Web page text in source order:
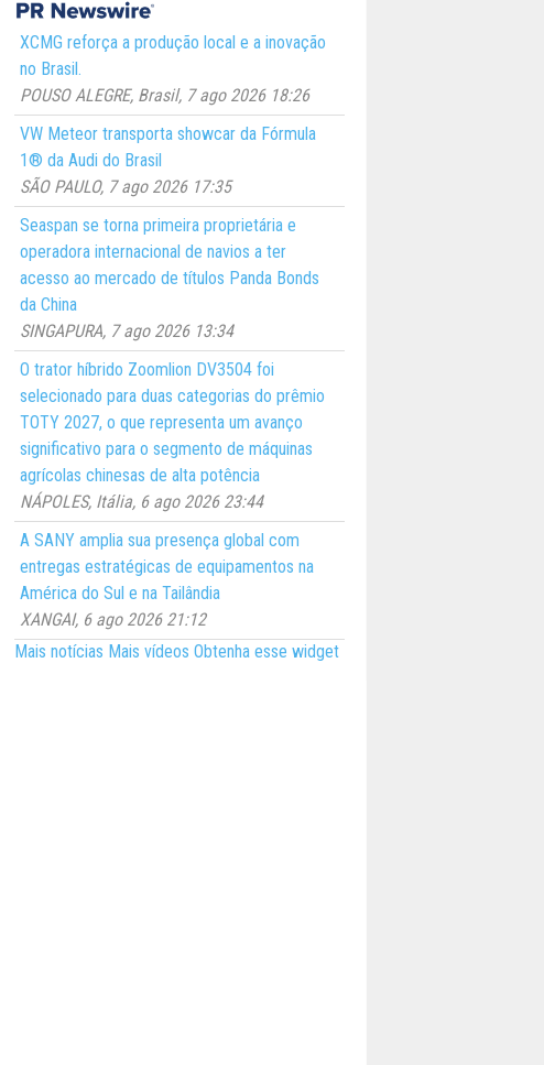
XCMG reforça a produção local e a inovação
no Brasil.
POUSO ALEGRE, Brasil, 7 ago 2026 18:26
VW Meteor transporta showcar da Fórmula
1® da Audi do Brasil
SÃO PAULO, 7 ago 2026 17:35
Seaspan se torna primeira proprietária e
operadora internacional de navios a ter
acesso ao mercado de títulos Panda Bonds
da China
SINGAPURA, 7 ago 2026 13:34
O trator híbrido Zoomlion DV3504 foi
selecionado para duas categorias do prêmio
TOTY 2027, o que representa um avanço
significativo para o segmento de máquinas
agrícolas chinesas de alta potência
NÁPOLES, Itália, 6 ago 2026 23:44
A SANY amplia sua presença global com
entregas estratégicas de equipamentos na
América do Sul e na Tailândia
XANGAI, 6 ago 2026 21:12
Mais notícias Mais vídeos Obtenha esse widget